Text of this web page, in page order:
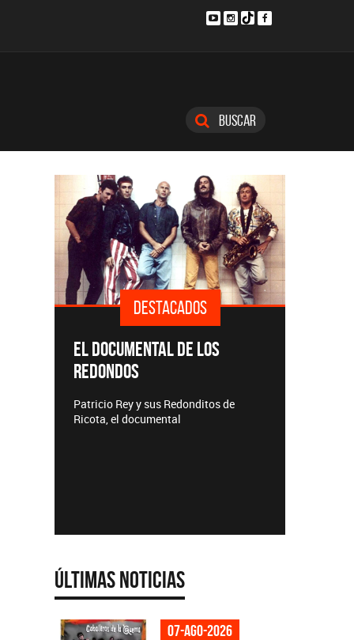
Buscar
Redonditos de
DESTACADOS
SINGLES Y DISCOS DESTACADOS
Últimas Noticias
07-ago-2026